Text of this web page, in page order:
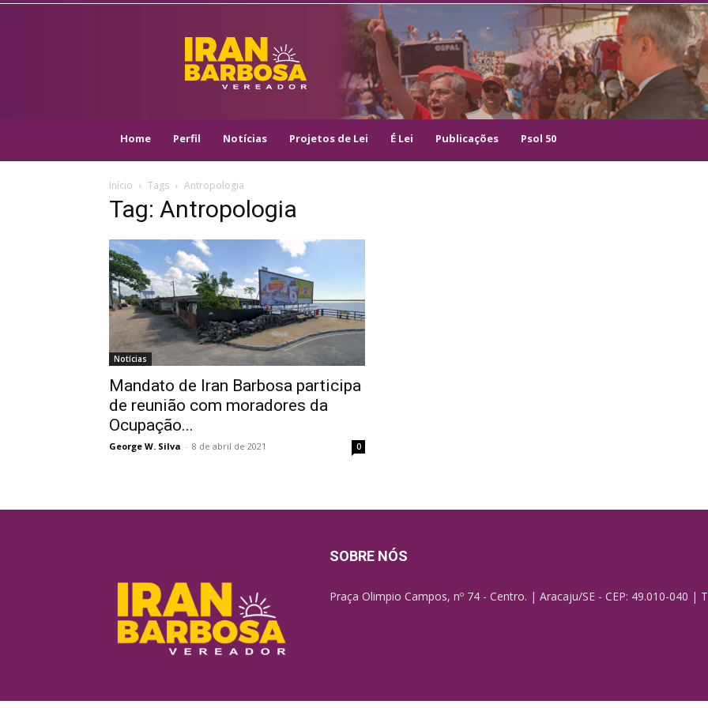
IRAN
BARBOSA
–
VEREADOR
–
Home Perfil Notícias Projetos de Lei É Lei Publicações Psol 50
Início Tags Antropologia
Tag: Antropologia
Notícias
Mandato de Iran Barbosa participa
de reunião com moradores da
Ocupação...
George W. Silva - 8 de abril de 2021 0
SOBRE NÓS
Praça Olimpio Campos, nº 74 - Centro. | Aracaju/SE - CEP: 49.010-040 |